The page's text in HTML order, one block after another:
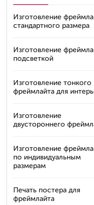
Изготовление
стандартного размера
Изготовление
подсветкой
Изготовление тонкого
фреймлайта для
Изготовление
двустороннего
Изготовление
по индивидуальным
размерам
Печать постера для
фреймлайта